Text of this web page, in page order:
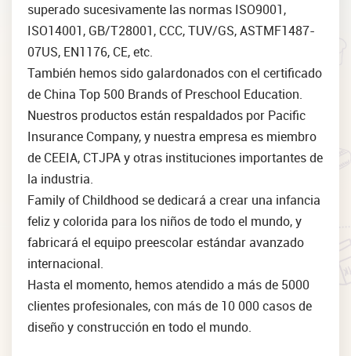
superado sucesivamente las normas ISO9001,
ISO14001, GB/T28001, CCC, TUV/GS, ASTMF1487-
07US, EN1176, CE, etc.
También hemos sido galardonados con el certificado
de China Top 500 Brands of Preschool Education.
Nuestros productos están respaldados por Pacific
Insurance Company, y nuestra empresa es miembro
de CEEIA, CTJPA y otras instituciones importantes de
la industria.
Family of Childhood se dedicará a crear una infancia
feliz y colorida para los niños de todo el mundo, y
fabricará el equipo preescolar estándar avanzado
internacional.
Hasta el momento, hemos atendido a más de 5000
clientes profesionales, con más de 10 000 casos de
diseño y construcción en todo el mundo.